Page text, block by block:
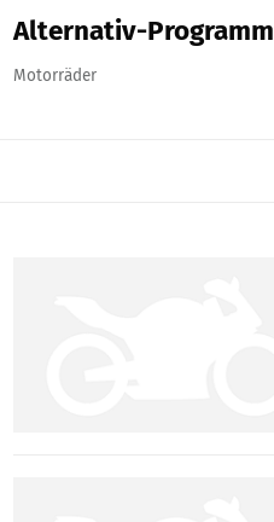
Alternativ-Programm
Motorräder